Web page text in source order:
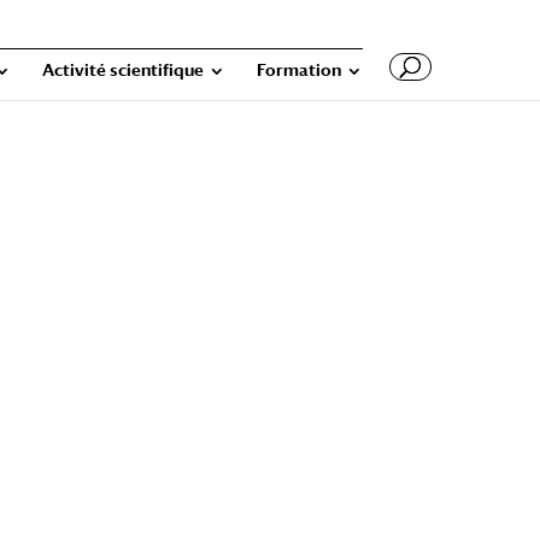
Activité scientifique Formation